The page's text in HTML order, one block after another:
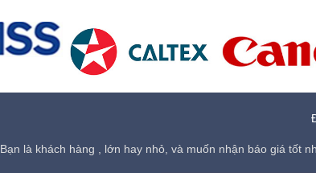
Bạn là khách hàng , lớn hay nhỏ, và muốn nhận báo giá tốt